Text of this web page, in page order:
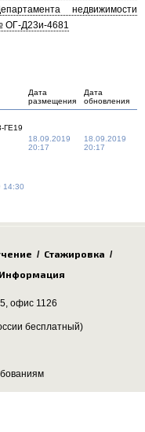
недвижимости
ОГ-Д23и-4681
Дата
размещения
Дата
обновления
ГЕ19
18.09.2019
20:17
18.09.2019
20:17
14:30
/ Стажировка /
Информация
, офис 1126
бесплатный)